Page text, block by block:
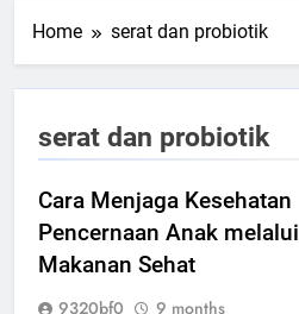
Home serat dan probiotik
serat dan probiotik
Cara Menjaga Kesehatan
Pencernaan Anak melalui
Makanan Sehat
9320bf0
9 months